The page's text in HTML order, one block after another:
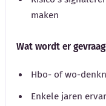
maken
Wat wordt er
Hbo- of wo-
Enkele jaren